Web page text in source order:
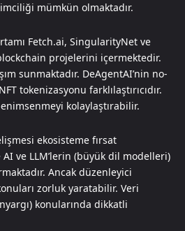
mümkün olmaktadır.
Fetch.ai, SingularityNet ve
projelerini içermektedir.
sunmaktadır. DeAgentAI’nin no-
tokenizasyonu farklılaştırıcıdır.
kolaylaştırabilir.
ekosisteme fırsat
ve LLM’lerin (büyük dil modelleri)
Ancak düzenleyici
zorluk yaratabilir. Veri
konularında dikkatli